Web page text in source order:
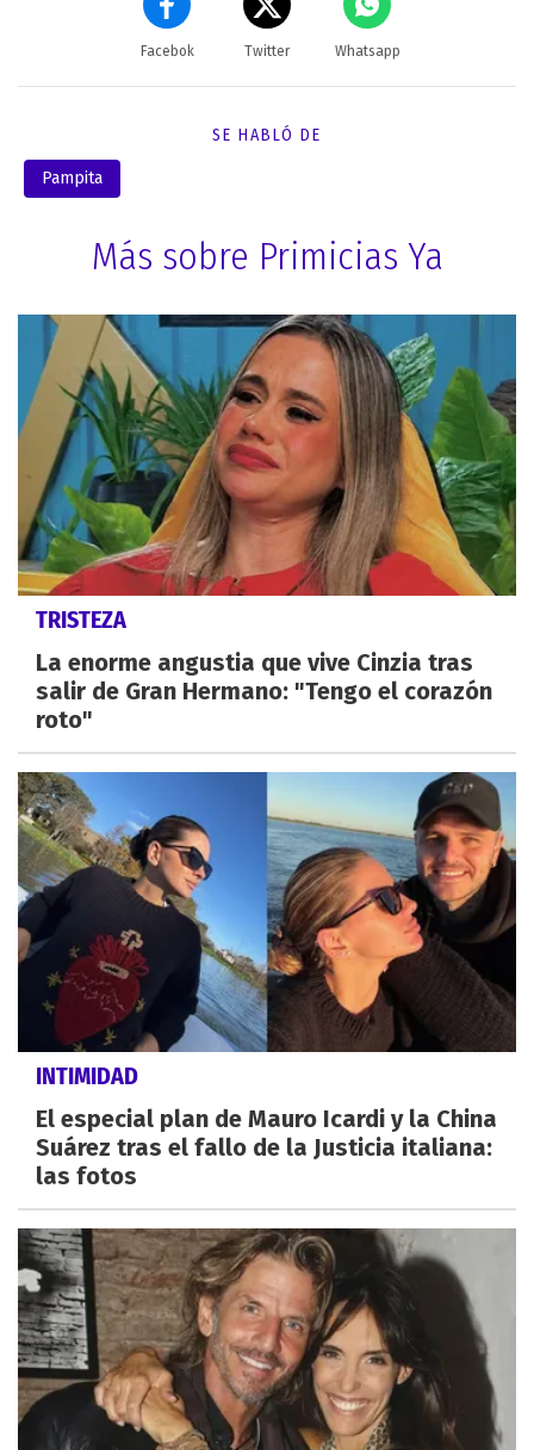
Facebok Twitter Whatsapp
SE HABLÓ DE
Pampita
Más sobre Primicias Ya
TRISTEZA
La enorme angustia que vive Cinzia tras
salir de Gran Hermano: "Tengo el corazón
roto"
INTIMIDAD
El especial plan de Mauro Icardi y la China
Suárez tras el fallo de la Justicia italiana:
las fotos